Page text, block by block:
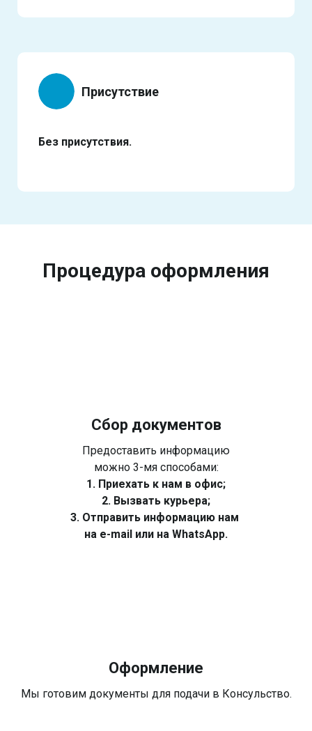
Присутствие
Без присутствия.
Процедура оформления
Сбор документов
Предоставить информацию
можно 3-мя способами:
1. Приехать к нам в офис;
2. Вызвать курьера;
3. Отправить информацию нам
на e-mail или на WhatsApp.
Оформление
Мы готовим документы для подачи в Консульство.